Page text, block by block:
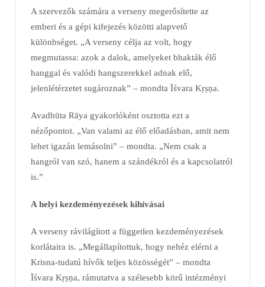
A szervezők számára a verseny megerősítette az
emberi és a gépi kifejezés közötti alapvető
különbséget. „A verseny célja az volt, hogy
megmutassa: azok a dalok, amelyeket bhakták élő
hanggal és valódi hangszerekkel adnak elő,
jelenlétérzetet sugároznak” – mondta Īśvara Kṛṣṇa.
Avadhūta Rāya gyakorlóként osztotta ezt a
nézőpontot. „Van valami az élő előadásban, amit nem
lehet igazán lemásolni” – mondta. „Nem csak a
hangról van szó, hanem a szándékról és a kapcsolatról
is.”
A helyi kezdeményezések kihívásai
A verseny rávilágított a független kezdeményezések
korlátaira is. „Megállapítottuk, hogy nehéz elérni a
Krisna-tudatú hívők teljes közösségét” – mondta
Īśvara Kṛṣṇa, rámutatva a szélesebb körű intézményi